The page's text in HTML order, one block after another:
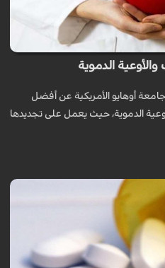
الدموية
أوهايو الأمريكية عن أفضل
الدموية، حيث يعمل على تجديدها